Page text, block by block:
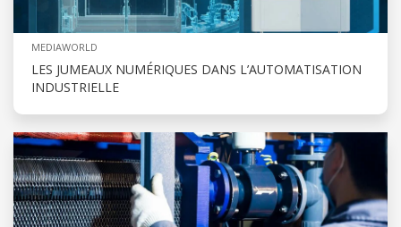
MEDIAWORLD
LES JUMEAUX NUMÉRIQUES DANS L’AUTOMATISATION
INDUSTRIELLE